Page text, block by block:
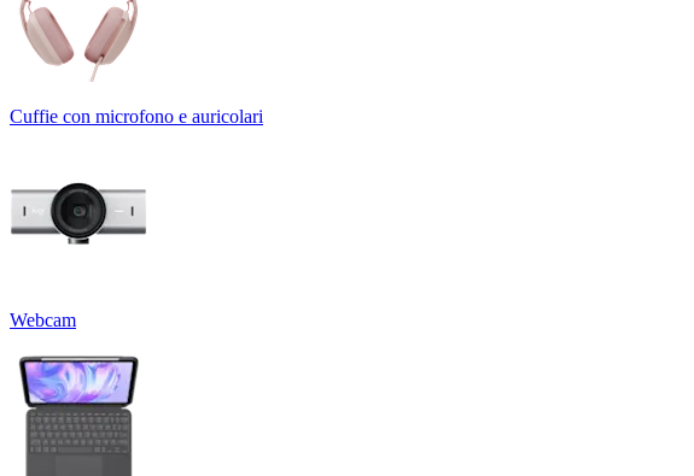
Cuffie con microfono e auricolari
Webcam